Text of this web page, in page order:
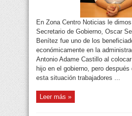
En Zona Centro Noticias le
Secretario de Gobierno, Oscar
Benítez fue uno de los
económicamente en la
Antonio Adame Castillo al
hijo en el gobierno, pero
esta situación trabajadores ...
Leer más »